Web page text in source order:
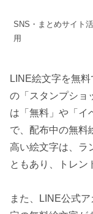
SNS・まとめサイト活
用
LINE絵文字を無
の「スタンプショ
は「無料」や「イ
で、配布中の無料
高い絵文字は、ラ
ともあり、トレン
また、LINE公式